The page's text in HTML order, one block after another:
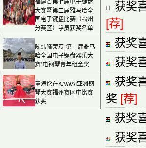
福建省第七届电子键盘
大赛暨第二届雅马哈全
国电子键盘比赛（福州
分赛区）学员获奖名单
陈炜隆荣获“第二届雅马
哈全国电子键盘器乐大
赛”电钢琴青年组金奖
童海伦在KAWAI亚洲钢
琴大赛福州赛区中比赛
获奖
获奖
[荐]
获奖
获奖
获奖
奖 [荐]
获奖
获奖